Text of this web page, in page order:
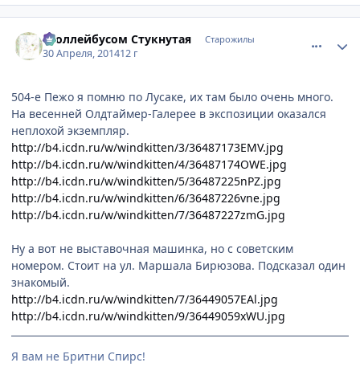
Троллейбусом Стукнутая Старожилы
30 Апреля, 201412 г
504-е Пежо я помню по Лусаке, их там было очень много.
На весенней Олдтаймер-Галерее в экспозиции оказался
неплохой экземпляр.
http://b4.icdn.ru/w/windkitten/3/36487173EMV.jpg
http://b4.icdn.ru/w/windkitten/4/36487174OWE.jpg
http://b4.icdn.ru/w/windkitten/5/36487225nPZ.jpg
http://b4.icdn.ru/w/windkitten/6/36487226vne.jpg
http://b4.icdn.ru/w/windkitten/7/36487227zmG.jpg
Ну а вот не выставочная машинка, но с советским
номером. Стоит на ул. Маршала Бирюзова. Подсказал один
знакомый.
http://b4.icdn.ru/w/windkitten/7/36449057EAl.jpg
http://b4.icdn.ru/w/windkitten/9/36449059xWU.jpg
Я вам не Бритни Спирс!